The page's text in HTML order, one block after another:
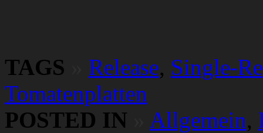
TAGS Release, Single-
Tomatenplatten
POSTED IN
Allgemein,